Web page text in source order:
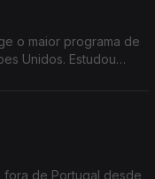
o maior programa de
Unidos. Estudou
fora de Portugal desde